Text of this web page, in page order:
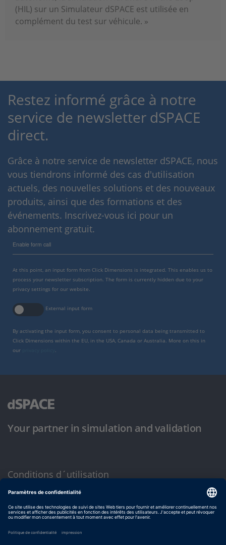
(HIL) sur un Simulateur dSPACE est utilisée en
complément du test sur véhicule. »
Restez informé grâce à notre
service de newsletter dSPACE
direct.
Grâce à notre service de newsletter dSPACE, nous
vous tiendrons informé des cas d'utilisation
actuels, des nouvelles solutions et des nouveaux
produits, ainsi que des formations et des
événements. Inscrivez-vous ici pour un
abonnement gratuit.
Enable form call
At this point, an input form from Click Dimensions is integrated. This enables us to
process your newsletter subscription. The form is currently hidden due to your
privacy settings for our website.
External input form
By activating the input form, you consent to personal data being transmitted to
Click Dimensions within the EU, in the USA, Canada or Australia. More on this in
our
.
Your partner in simulation and validation
Conditions d´utilisation
Politique de confidentialité
Mentions légales et conditions générales